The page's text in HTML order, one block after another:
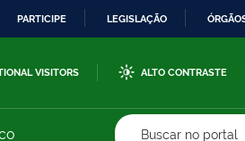
PARTICIPE LEGISLAÇÃO
VISITORS ALTO CONTRASTE
Buscar no portal